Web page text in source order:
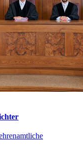
- 9 Ca 4026/26
- 1 Ca 5468/26
- 1 Ca 3913/26